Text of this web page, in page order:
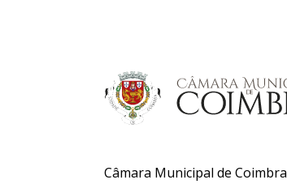
Câmara Municipal de Coimbra